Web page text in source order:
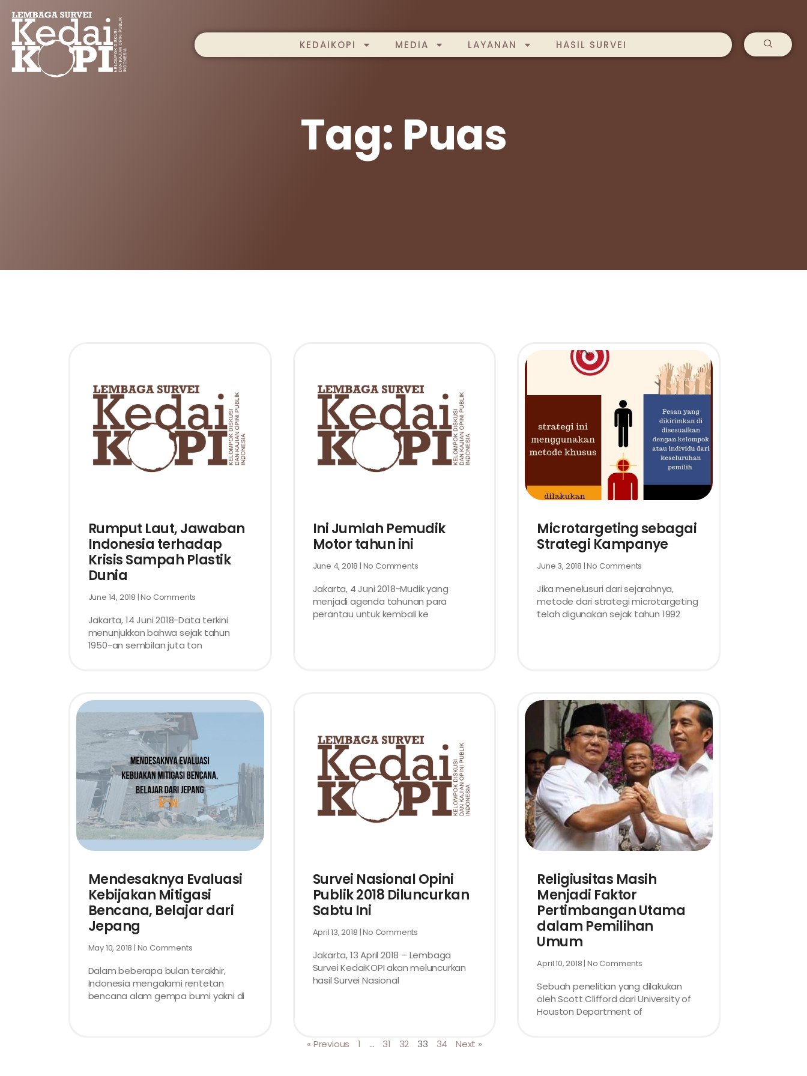
KEDAIKOPI MEDIA LAYANAN HASIL SURVEI
Tag: Puas
Rumput Laut, Jawaban
Indonesia terhadap
Krisis Sampah Plastik
Dunia
June 14, 2018 No Comments
Jakarta, 14 Juni 2018-Data terkini
menunjukkan bahwa sejak tahun
1950-an sembilan juta ton
Ini Jumlah Pemudik
Motor tahun ini
June 4, 2018 No Comments
Jakarta, 4 Juni 2018-Mudik yang
menjadi agenda tahunan para
perantau untuk kembali ke
Microtargeting sebagai
Strategi Kampanye
June 3, 2018 No Comments
Jika menelusuri dari sejarahnya,
metode dari strategi microtargeting
telah digunakan sejak tahun 1992
Mendesaknya Evaluasi
Kebijakan Mitigasi
Bencana, Belajar dari
Jepang
May 10, 2018 No Comments
Dalam beberapa bulan terakhir,
Indonesia mengalami rentetan
bencana alam gempa bumi yakni di
Survei Nasional Opini
Publik 2018 Diluncurkan
Sabtu Ini
April 13, 2018 No Comments
Jakarta, 13 April 2018 – Lembaga
Survei KedaiKOPI akan meluncurkan
hasil Survei Nasional
Religiusitas Masih
Menjadi Faktor
Pertimbangan Utama
dalam Pemilihan
Umum
April 10, 2018 No Comments
Sebuah penelitian yang dilakukan
oleh Scott Clifford dari University of
Houston Department of
« Previous 1 … 31 32 33 34 Next »